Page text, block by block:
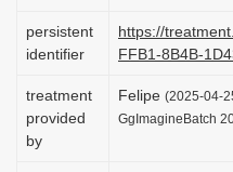
persistent
identifier
https://
FFB1-8B4B-
treatment
provided
by
Felipe (2025-04-
GgImagineBatch